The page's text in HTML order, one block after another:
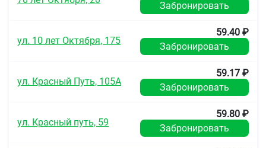
необходимо воздерживаться от половых
По 2, 5 и 10 г в алюминиевые тубы.
Тубу закрывают полиэтиленовой крышечкой с
Забронировать
ул. 10 лет Октября, 175
59.40 ₽
Забронировать
ул. Красный Путь, 105А
59.17 ₽
Забронировать
ул. Красный путь, 59
59.80 ₽
Забронировать